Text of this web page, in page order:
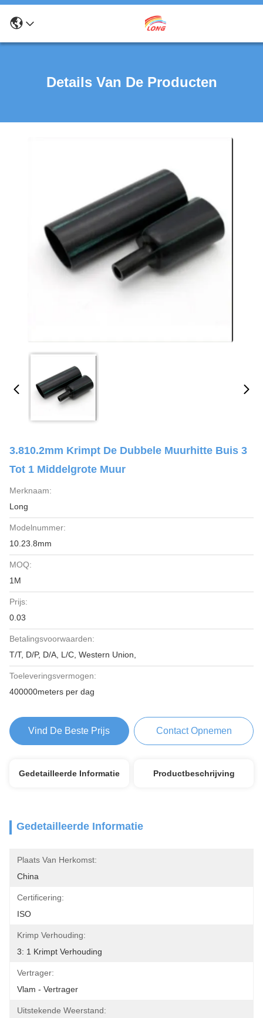
Details Van De Producten
3.810.2mm Krimpt De Dubbele Muurhitte Buis 3
Tot 1 Middelgrote Muur
Merknaam:
Long
Modelnummer:
10.23.8mm
MOQ:
1M
Prijs:
0.03
Betalingsvoorwaarden:
T/T, D/P, D/A, L/C, Western Union,
Toeleveringsvermogen:
400000meters per dag
Vind De Beste Prijs Contact Opnemen
Gedetailleerde Informatie Productbeschrijving
Gedetailleerde Informatie
Plaats Van Herkomst:
China
Certificering:
ISO
Krimp Verhouding:
3: 1 Krimpt Verhouding
Vertrager:
Vlam - Vertrager
Uitstekende Weerstand: